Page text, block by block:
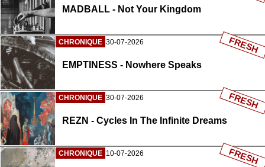
MADBALL - Not Your Kingdom
CHRONIQUE 30-07-2026
EMPTINESS - Nowhere Speaks
FRESH
CHRONIQUE 30-07-2026
REZN - Cycles In The Infinite Dreams
FRESH
CHRONIQUE 10-07-2026 FRESH